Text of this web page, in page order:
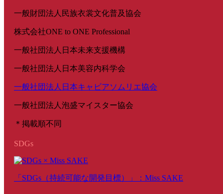
一般財団法人民族衣裳文化普及協会
株式会社ONE to ONE Professional
一般社団法人日本未来支援機構
一般社団法人日本美容内科学会
一般社団法人日本キャビアソムリエ協会
一般社団法人泡盛マイスター協会
＊掲載順不同
SDGs
「SDGs（持続可能な開発目標）」：Miss SAKE